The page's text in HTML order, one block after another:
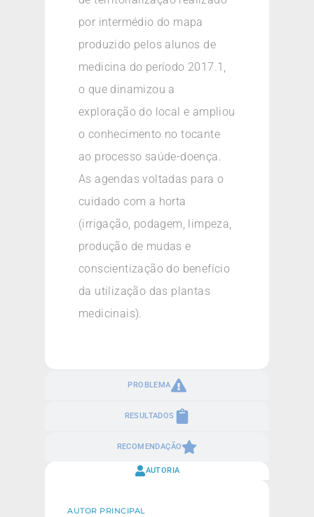
PROBLEMA
RESULTADOS
RECOMENDAÇÃO
por intermédio do mapa
produzido pelos alunos de
medicina do período 2017.1,
o que dinamizou a
exploração do local e ampliou
o conhecimento no tocante
ao processo saúde-doença.
As agendas voltadas para o
cuidado com a horta
(irrigação, podagem, limpeza,
produção de mudas e
conscientização do benefício
da utilização das plantas
medicinais).
AUTORIA
AUTOR PRINCIPAL